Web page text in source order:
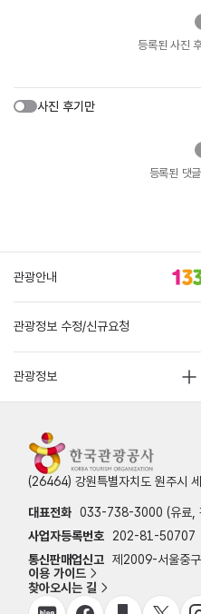
등록된 사진
사진 후기만
등록된 댓
관광안내
관광정보 수정/신규요청
관광정보
(26464) 강원특별자치도 원주시
대표전화 033-738-3000 (유료,
사업자등록번호
202-81-50707
통신판매업신고 제2009-서울중
이용 가이드
찾아오시는 길